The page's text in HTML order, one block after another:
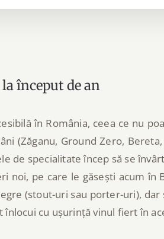
început de an
în România, ceea ce nu
(Zăganu, Ground Zero,
de specialitate încep să se
noi, pe care le găsești acum în
(stout-uri sau porter-uri), dar
cu ușurință vinul fiert în